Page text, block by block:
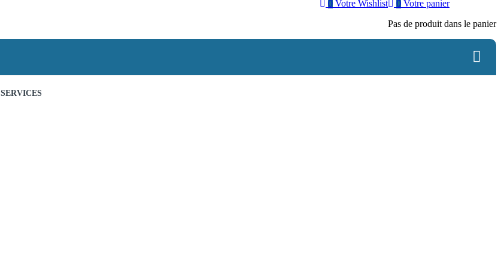
0 Votre panier
Pas de produit dans le panier
0 Votre Wishlist
SERVICES